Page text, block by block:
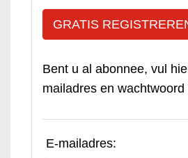
GRATIS
Bent u al abonnee, vul
mailadres en wachtwoord
E-mailadres: